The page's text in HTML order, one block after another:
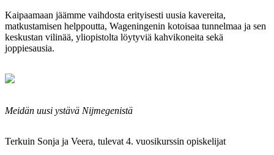
Kaipaamaan jäämme vaihdosta erityisesti uusia kavereita,
matkustamisen helppoutta, Wageningenin kotoisaa tunnelmaa ja sen
keskustan vilinää, yliopistolta löytyviä kahvikoneita sekä
joppiesausia.
Meidän uusi ystävä Nijmegenistä
Terkuin Sonja ja Veera, tulevat 4. vuosikurssin opiskelijat